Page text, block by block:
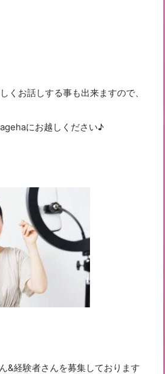
くお話しする事も出来ますので、
にお越しください♪
&経験者さんを募集しております